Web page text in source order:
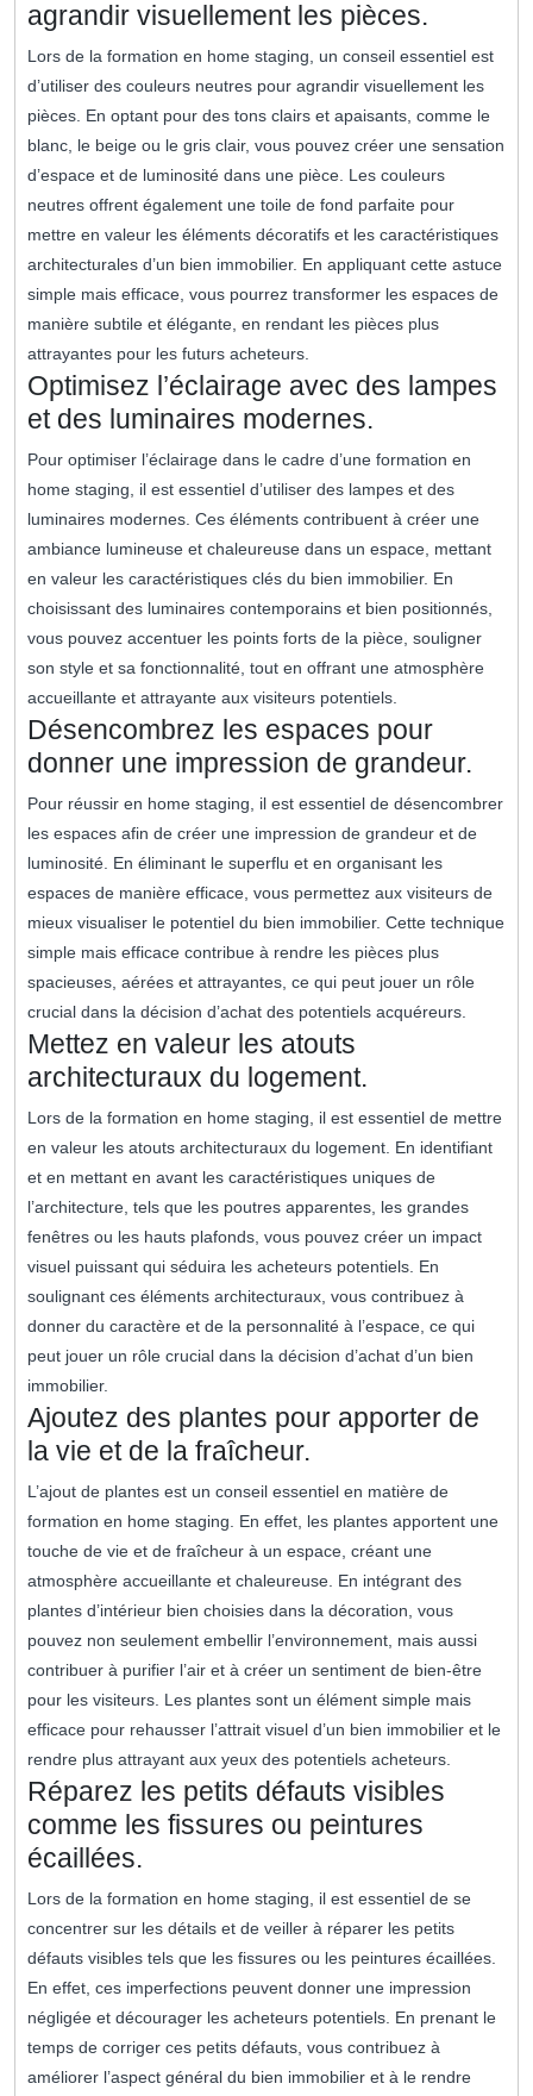
agrandir visuellement les pièces.
Lors de la formation en home staging, un conseil essentiel est
d’utiliser des couleurs neutres pour agrandir visuellement les
pièces. En optant pour des tons clairs et apaisants, comme le
blanc, le beige ou le gris clair, vous pouvez créer une sensation
d’espace et de luminosité dans une pièce. Les couleurs
neutres offrent également une toile de fond parfaite pour
mettre en valeur les éléments décoratifs et les caractéristiques
architecturales d’un bien immobilier. En appliquant cette astuce
simple mais efficace, vous pourrez transformer les espaces de
manière subtile et élégante, en rendant les pièces plus
attrayantes pour les futurs acheteurs.
Optimisez l’éclairage avec des lampes
et des luminaires modernes.
Pour optimiser l’éclairage dans le cadre d’une formation en
home staging, il est essentiel d’utiliser des lampes et des
luminaires modernes. Ces éléments contribuent à créer une
ambiance lumineuse et chaleureuse dans un espace, mettant
en valeur les caractéristiques clés du bien immobilier. En
choisissant des luminaires contemporains et bien positionnés,
vous pouvez accentuer les points forts de la pièce, souligner
son style et sa fonctionnalité, tout en offrant une atmosphère
accueillante et attrayante aux visiteurs potentiels.
Désencombrez les espaces pour
donner une impression de grandeur.
Pour réussir en home staging, il est essentiel de désencombrer
les espaces afin de créer une impression de grandeur et de
luminosité. En éliminant le superflu et en organisant les
espaces de manière efficace, vous permettez aux visiteurs de
mieux visualiser le potentiel du bien immobilier. Cette technique
simple mais efficace contribue à rendre les pièces plus
spacieuses, aérées et attrayantes, ce qui peut jouer un rôle
crucial dans la décision d’achat des potentiels acquéreurs.
Mettez en valeur les atouts
architecturaux du logement.
Lors de la formation en home staging, il est essentiel de mettre
en valeur les atouts architecturaux du logement. En identifiant
et en mettant en avant les caractéristiques uniques de
l’architecture, tels que les poutres apparentes, les grandes
fenêtres ou les hauts plafonds, vous pouvez créer un impact
visuel puissant qui séduira les acheteurs potentiels. En
soulignant ces éléments architecturaux, vous contribuez à
donner du caractère et de la personnalité à l’espace, ce qui
peut jouer un rôle crucial dans la décision d’achat d’un bien
immobilier.
Ajoutez des plantes pour apporter de
la vie et de la fraîcheur.
L’ajout de plantes est un conseil essentiel en matière de
formation en home staging. En effet, les plantes apportent une
touche de vie et de fraîcheur à un espace, créant une
atmosphère accueillante et chaleureuse. En intégrant des
plantes d’intérieur bien choisies dans la décoration, vous
pouvez non seulement embellir l’environnement, mais aussi
contribuer à purifier l’air et à créer un sentiment de bien-être
pour les visiteurs. Les plantes sont un élément simple mais
efficace pour rehausser l’attrait visuel d’un bien immobilier et le
rendre plus attrayant aux yeux des potentiels acheteurs.
Réparez les petits défauts visibles
comme les fissures ou peintures
écaillées.
Lors de la formation en home staging, il est essentiel de se
concentrer sur les détails et de veiller à réparer les petits
défauts visibles tels que les fissures ou les peintures écaillées.
En effet, ces imperfections peuvent donner une impression
négligée et décourager les acheteurs potentiels. En prenant le
temps de corriger ces petits défauts, vous contribuez à
améliorer l’aspect général du bien immobilier et à le rendre